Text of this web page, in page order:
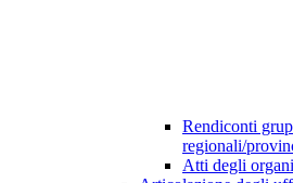
Rendiconti
regionali/
Atti degli